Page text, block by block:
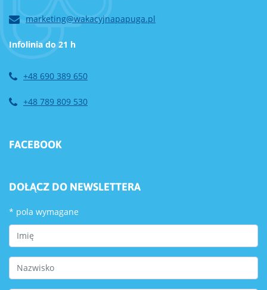
marketing@wakacyjnapapuga.pl
Infolinia do 21 h
+48 690 389 650
+48 789 809 530
FACEBOOK
DOŁĄCZ DO NEWSLETTERA
* pola wymagane
First Name
Last Name